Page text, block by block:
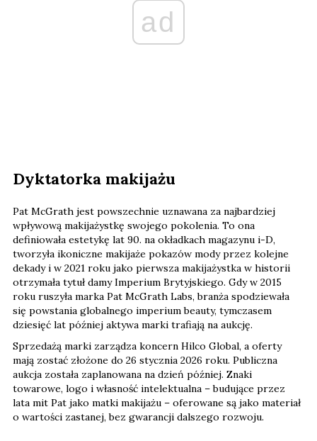
ad
Dyktatorka makijażu
Pat McGrath jest powszechnie uznawana za najbardziej
wpływową makijażystkę swojego pokolenia. To ona
definiowała estetykę lat 90. na okładkach magazynu i-D,
tworzyła ikoniczne makijaże pokazów mody przez kolejne
dekady i w 2021 roku jako pierwsza makijażystka w historii
otrzymała tytuł damy Imperium Brytyjskiego. Gdy w 2015
roku ruszyła marka Pat McGrath Labs, branża spodziewała
się powstania globalnego imperium beauty, tymczasem
dziesięć lat później aktywa marki trafiają na aukcję.
Sprzedażą marki zarządza koncern Hilco Global, a oferty
mają zostać złożone do 26 stycznia 2026 roku. Publiczna
aukcja została zaplanowana na dzień później. Znaki
towarowe, logo i własność intelektualna – budujące przez
lata mit Pat jako matki makijażu – oferowane są jako materiał
o wartości zastanej, bez gwarancji dalszego rozwoju.